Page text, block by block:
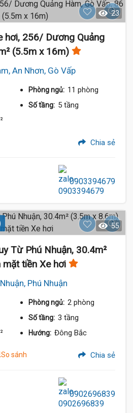
23
hơi, 256/ Dương Quảng
(5.5m x 16m)
An Nhơn, Gò Vấp
Phòng ngủ: 11 phòng
Số tầng: 5 tầng
Chia sẻ
0903394679
55
Từ Phú Nhuận, 30.4m²
tiền Xe hơi
Phú Nhuận
Phòng ngủ: 2 phòng
Số tầng: 3 tầng
Hướng: Đông Bắc
So sánh Chia sẻ
0902696839